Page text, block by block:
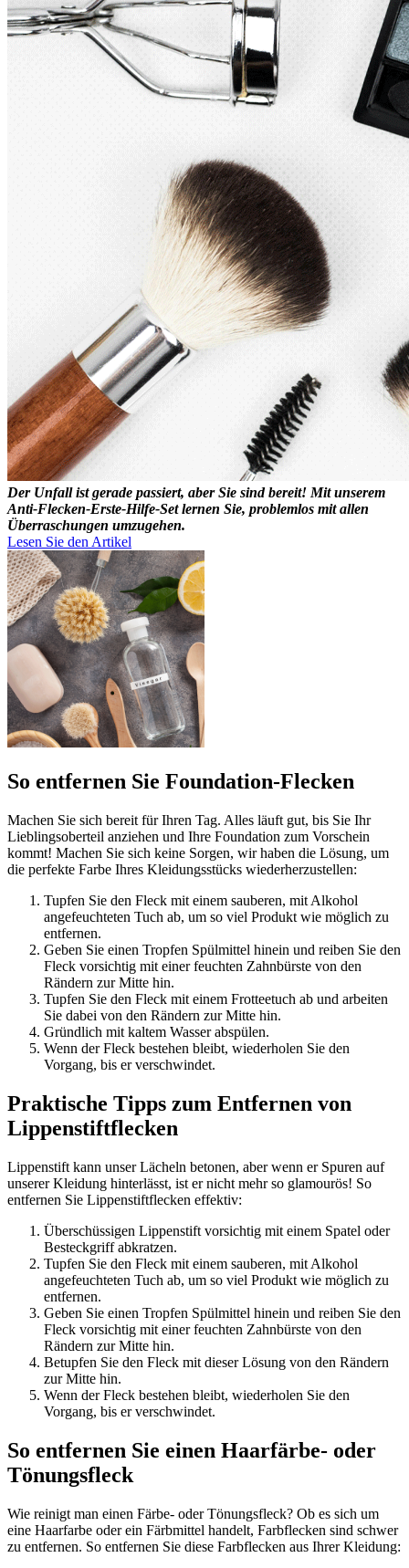
Der Unfall ist gerade passiert, aber Sie sind bereit! Mit unserem
Anti-Flecken-Erste-Hilfe-Set lernen Sie, problemlos mit allen
Überraschungen umzugehen.
Lesen Sie den Artikel
So entfernen Sie Foundation-Flecken
Machen Sie sich bereit für Ihren Tag. Alles läuft gut, bis Sie Ihr
Lieblingsoberteil anziehen und Ihre Foundation zum Vorschein
kommt! Machen Sie sich keine Sorgen, wir haben die Lösung, um
die perfekte Farbe Ihres Kleidungsstücks wiederherzustellen:
Tupfen Sie den Fleck mit einem sauberen, mit Alkohol
angefeuchteten Tuch ab, um so viel Produkt wie möglich zu
entfernen.
Geben Sie einen Tropfen Spülmittel hinein und reiben Sie den
Fleck vorsichtig mit einer feuchten Zahnbürste von den
Rändern zur Mitte hin.
Tupfen Sie den Fleck mit einem Frotteetuch ab und arbeiten
Sie dabei von den Rändern zur Mitte hin.
Gründlich mit kaltem Wasser abspülen.
Wenn der Fleck bestehen bleibt, wiederholen Sie den
Vorgang, bis er verschwindet.
Praktische Tipps zum Entfernen von
Lippenstiftflecken
Lippenstift kann unser Lächeln betonen, aber wenn er Spuren auf
unserer Kleidung hinterlässt, ist er nicht mehr so glamourös! So
entfernen Sie Lippenstiftflecken effektiv:
Überschüssigen Lippenstift vorsichtig mit einem Spatel oder
Besteckgriff abkratzen.
Tupfen Sie den Fleck mit einem sauberen, mit Alkohol
angefeuchteten Tuch ab, um so viel Produkt wie möglich zu
entfernen.
Geben Sie einen Tropfen Spülmittel hinein und reiben Sie den
Fleck vorsichtig mit einer feuchten Zahnbürste von den
Rändern zur Mitte hin.
Betupfen Sie den Fleck mit dieser Lösung von den Rändern
zur Mitte hin.
Wenn der Fleck bestehen bleibt, wiederholen Sie den
Vorgang, bis er verschwindet.
So entfernen Sie einen Haarfärbe- oder
Tönungsfleck
Wie reinigt man einen Färbe- oder Tönungsfleck? Ob es sich um
eine Haarfarbe oder ein Färbmittel handelt, Farbflecken sind schwer
zu entfernen. So entfernen Sie diese Farbflecken aus Ihrer Kleidung: